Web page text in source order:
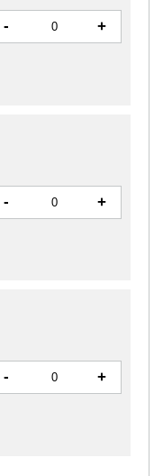
- +
- +
- +